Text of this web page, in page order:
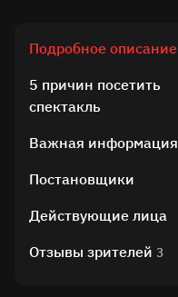
Подробное описание
5 причин посетить
спектакль
Важная информация
Постановщики
Действующие лица
Отзывы зрителей 3